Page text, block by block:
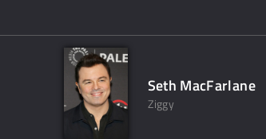
Seth MacFarlane
Ziggy